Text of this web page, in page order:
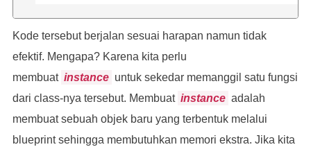
repair(vehicles) {
vehicles vehicle
Kendaraan H121S sedang melakukan perawatan
Kode tersebut berjalan sesuai harapan namun tidak
efektif. Mengapa? Karena kita perlu
membuat instance untuk sekedar memanggil satu fungsi
dari class-nya tersebut. Membuat instance adalah
membuat sebuah objek baru yang terbentuk melalui
blueprint sehingga membutuhkan memori ekstra. Jika kita